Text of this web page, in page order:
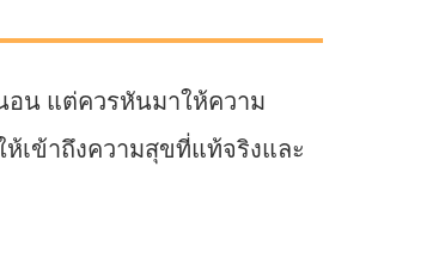
น แต่ควรหันมาให้ความ
เข้าถึงความสุขที่แท้จริงและ